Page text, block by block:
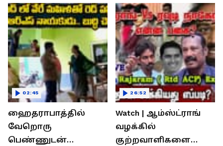
ஹைதராபாத்தில்
வேறொரு
பெண்ணுடன்
02:45
Watch | ஆம்ஸ்ட்ராங்
வழக்கில்
குற்றவாளிகளை
26:52